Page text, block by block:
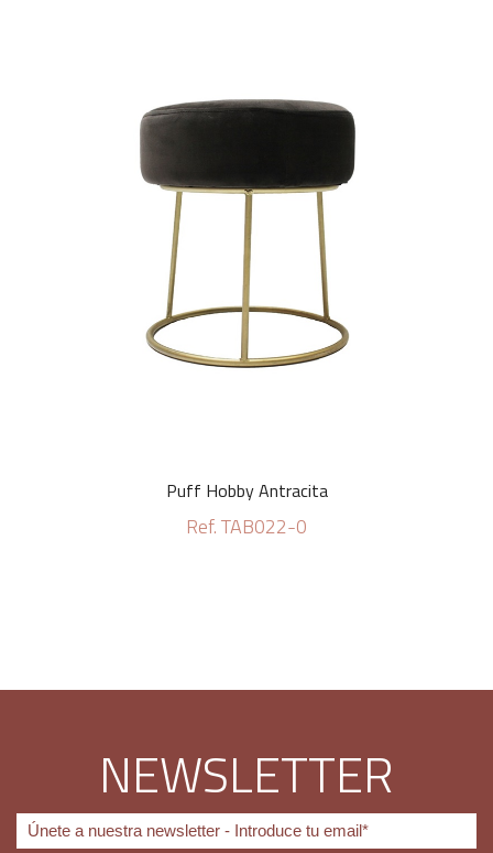
Puff Hobby Antracita
Ref. TAB022-0
NEWSLETTER